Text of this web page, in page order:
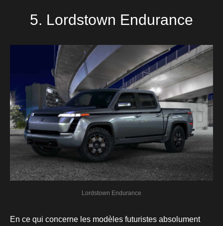
5. Lordstown Endurance
Lordstown Endurance
En ce qui concerne les modèles futuristes absolument